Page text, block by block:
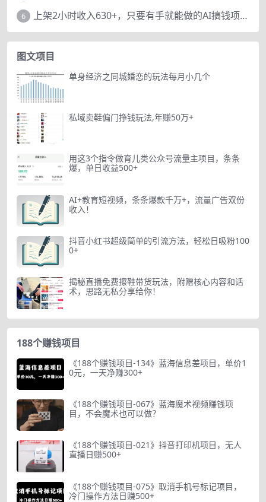
6 上架2小时收入630+，只要有手就能做的AI搞钱项目，奶奶看完都能学会!
图文项目
单身经济之同城婚恋的玩法每月小几个
私域卖鞋偏门挣钱玩法,年赚50万+
用这3个指令做育儿类公众号流量主项目，条条
爆，单日收益500+
AI+教育短视频，条条爆款千万+，流量广告双份
收入！
抖音小红书超级简单的引流方法，轻松日吸粉100
0+
揭秘直播免费擦鞋带货玩法，附赠核心内容和话
术，思路无私分享给你！
188个赚钱项目
《188个赚钱项目-134》蓝海信息差项目，单价1
0元，一天净赚300+
《188个赚钱项目-067》蓝海魔术视频赚钱项
目，不会魔术也可以做？
《188个赚钱项目-021》抖音打印机项目，无人
直播日赚500+
《188个赚钱项目-075》取消手机号标记项目，
冷门操作方法日赚500+